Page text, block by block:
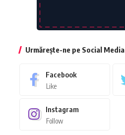
Urmărește-ne pe Social Media
Facebook
Like
Instagram
Follow